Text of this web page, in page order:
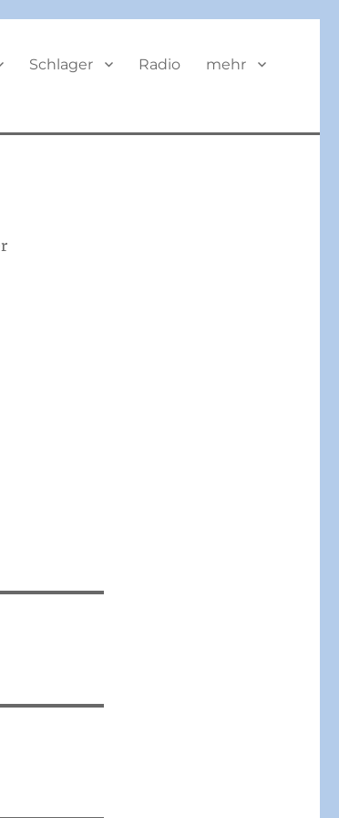
Schlager Radio mehr